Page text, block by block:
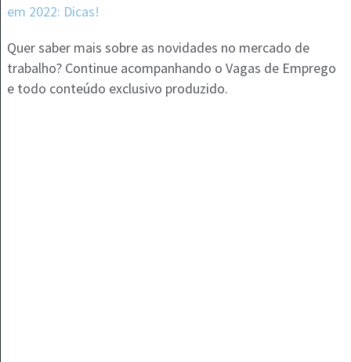
em 2022: Dicas!
Quer saber mais sobre as novidades no mercado de
trabalho? Continue acompanhando o Vagas de Emprego
e todo conteúdo exclusivo produzido.